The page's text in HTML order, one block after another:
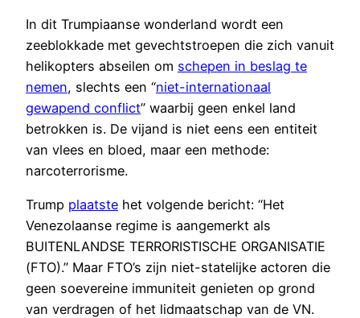
In dit Trumpiaanse wonderland wordt een
zeeblokkade met gevechtstroepen die zich vanuit
helikopters abseilen om schepen in beslag te
nemen, slechts een “niet-internationaal
gewapend conflict” waarbij geen enkel land
betrokken is. De vijand is niet eens een entiteit
van vlees en bloed, maar een methode:
narcoterrorisme.
Trump plaatste het volgende bericht: “Het
Venezolaanse regime is aangemerkt als
BUITENLANDSE TERRORISTISCHE ORGANISATIE
(FTO).” Maar FTO’s zijn niet-statelijke actoren die
geen soevereine immuniteit genieten op grond
van verdragen of het lidmaatschap van de VN.